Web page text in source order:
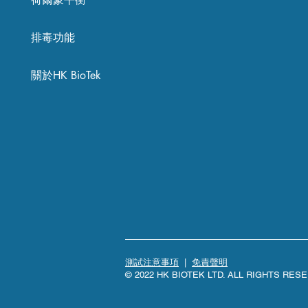
排毒功能
關於HK BioTek
測試注意事項
免責聲明
© 2022 HK BIOTEK LTD. ALL RIGHTS